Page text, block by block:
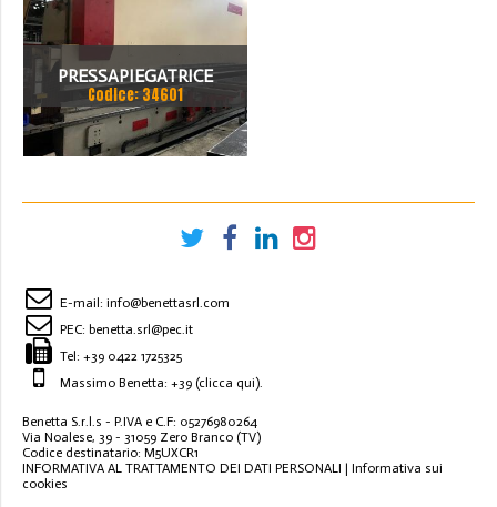
PRESSAPIEGATRICE
BEYELER DEL 2002 A CNC
7.200 MM X 200 TON
Codice: 34601
E-mail: info@benettasrl.com
PEC: benetta.srl@pec.it
Tel: +39 0422 1725325
Massimo Benetta: +39 (clicca qui).
Benetta S.r.l.s - P.IVA e C.F: 05276980264
Via Noalese, 39 - 31059 Zero Branco (TV)
Codice destinatario: M5UXCR1
INFORMATIVA AL TRATTAMENTO DEI DATI PERSONALI | Informativa sui
cookies